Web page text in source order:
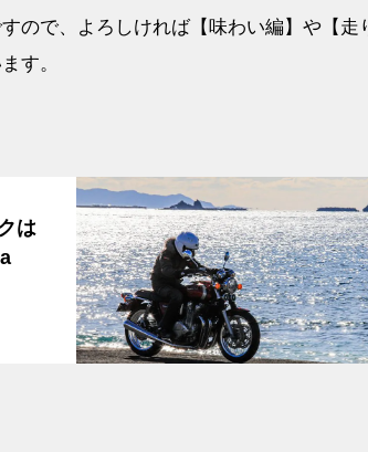
ので、よろしければ【味わい編】や【走
す。
は